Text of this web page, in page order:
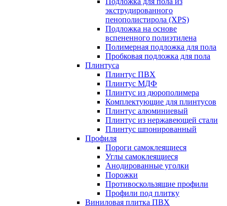
экструдированного
пенополистирола (XPS)
Подложка на основе
вспененного полиэтилена
Полимерная подложка для пола
Пробковая подложка для пола
Плинтуса
Плинтус ПВХ
Плинтус МДФ
Плинтус из дюрополимера
Комплектующие для плинтусов
Плинтус алюминиевый
Плинтус из нержавеющей стали
Плинтус шпонированный
Профиля
Пороги самоклеящиеся
Углы самоклеящиеся
Анодированные уголки
Порожки
Противоскользящие профили
Профили под плитку
Виниловая плитка ПВХ